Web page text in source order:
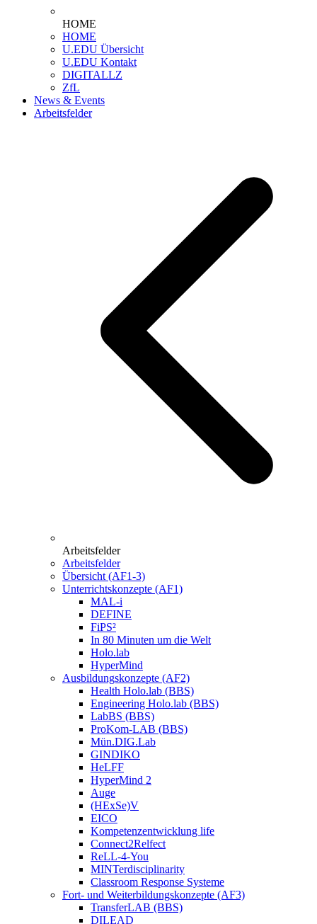
HOME
HOME
U.EDU Übersicht
U.EDU Kontakt
DIGITALLZ
ZfL
News & Events
Arbeitsfelder
Arbeitsfelder
Arbeitsfelder
Übersicht (AF1-3)
Unterrichtskonzepte (AF1)
MAL-i
DEFINE
FiPS²
In 80 Minuten um die Welt
Holo.lab
HyperMind
Ausbildungskonzepte (AF2)
Health Holo.lab (BBS)
Engineering Holo.lab (BBS)
LabBS (BBS)
ProKom-LAB (BBS)
Mün.DIG.Lab
GINDIKO
HeLFF
HyperMind 2
Auge
(HExSe)V
EICO
Kompetenzentwicklung life
Connect2Relfect
ReLL-4-You
MINTerdisciplinarity
Classroom Response Systeme
Fort- und Weiterbildungskonzepte (AF3)
TransferLAB (BBS)
DILEAD